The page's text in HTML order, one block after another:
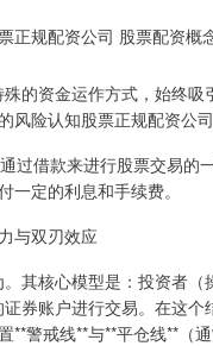
的资金运作方式，始终
险认知股票正规配资公
过借款来进行股票交易
一定的利息和手续费。
与双刃效应
其核心模型是：投资者
券账户进行交易。在这
**警戒线**与**平仓线**（